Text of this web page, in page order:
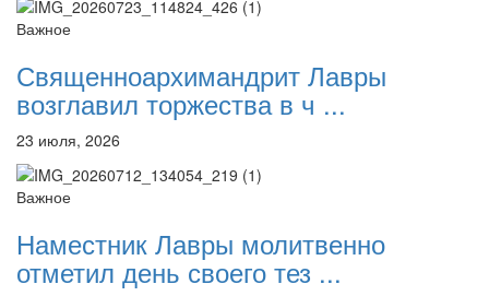
Важное
Священноархимандрит Лавры
возглавил торжества в ч ...
23 июля, 2026
Важное
Наместник Лавры молитвенно
отметил день своего тез ...